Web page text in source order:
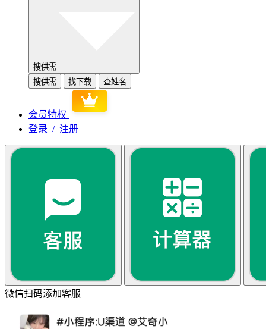
搜供需
搜供需
找下载 查姓名
会员特权
登录 / 注册
微信扫码添加客服